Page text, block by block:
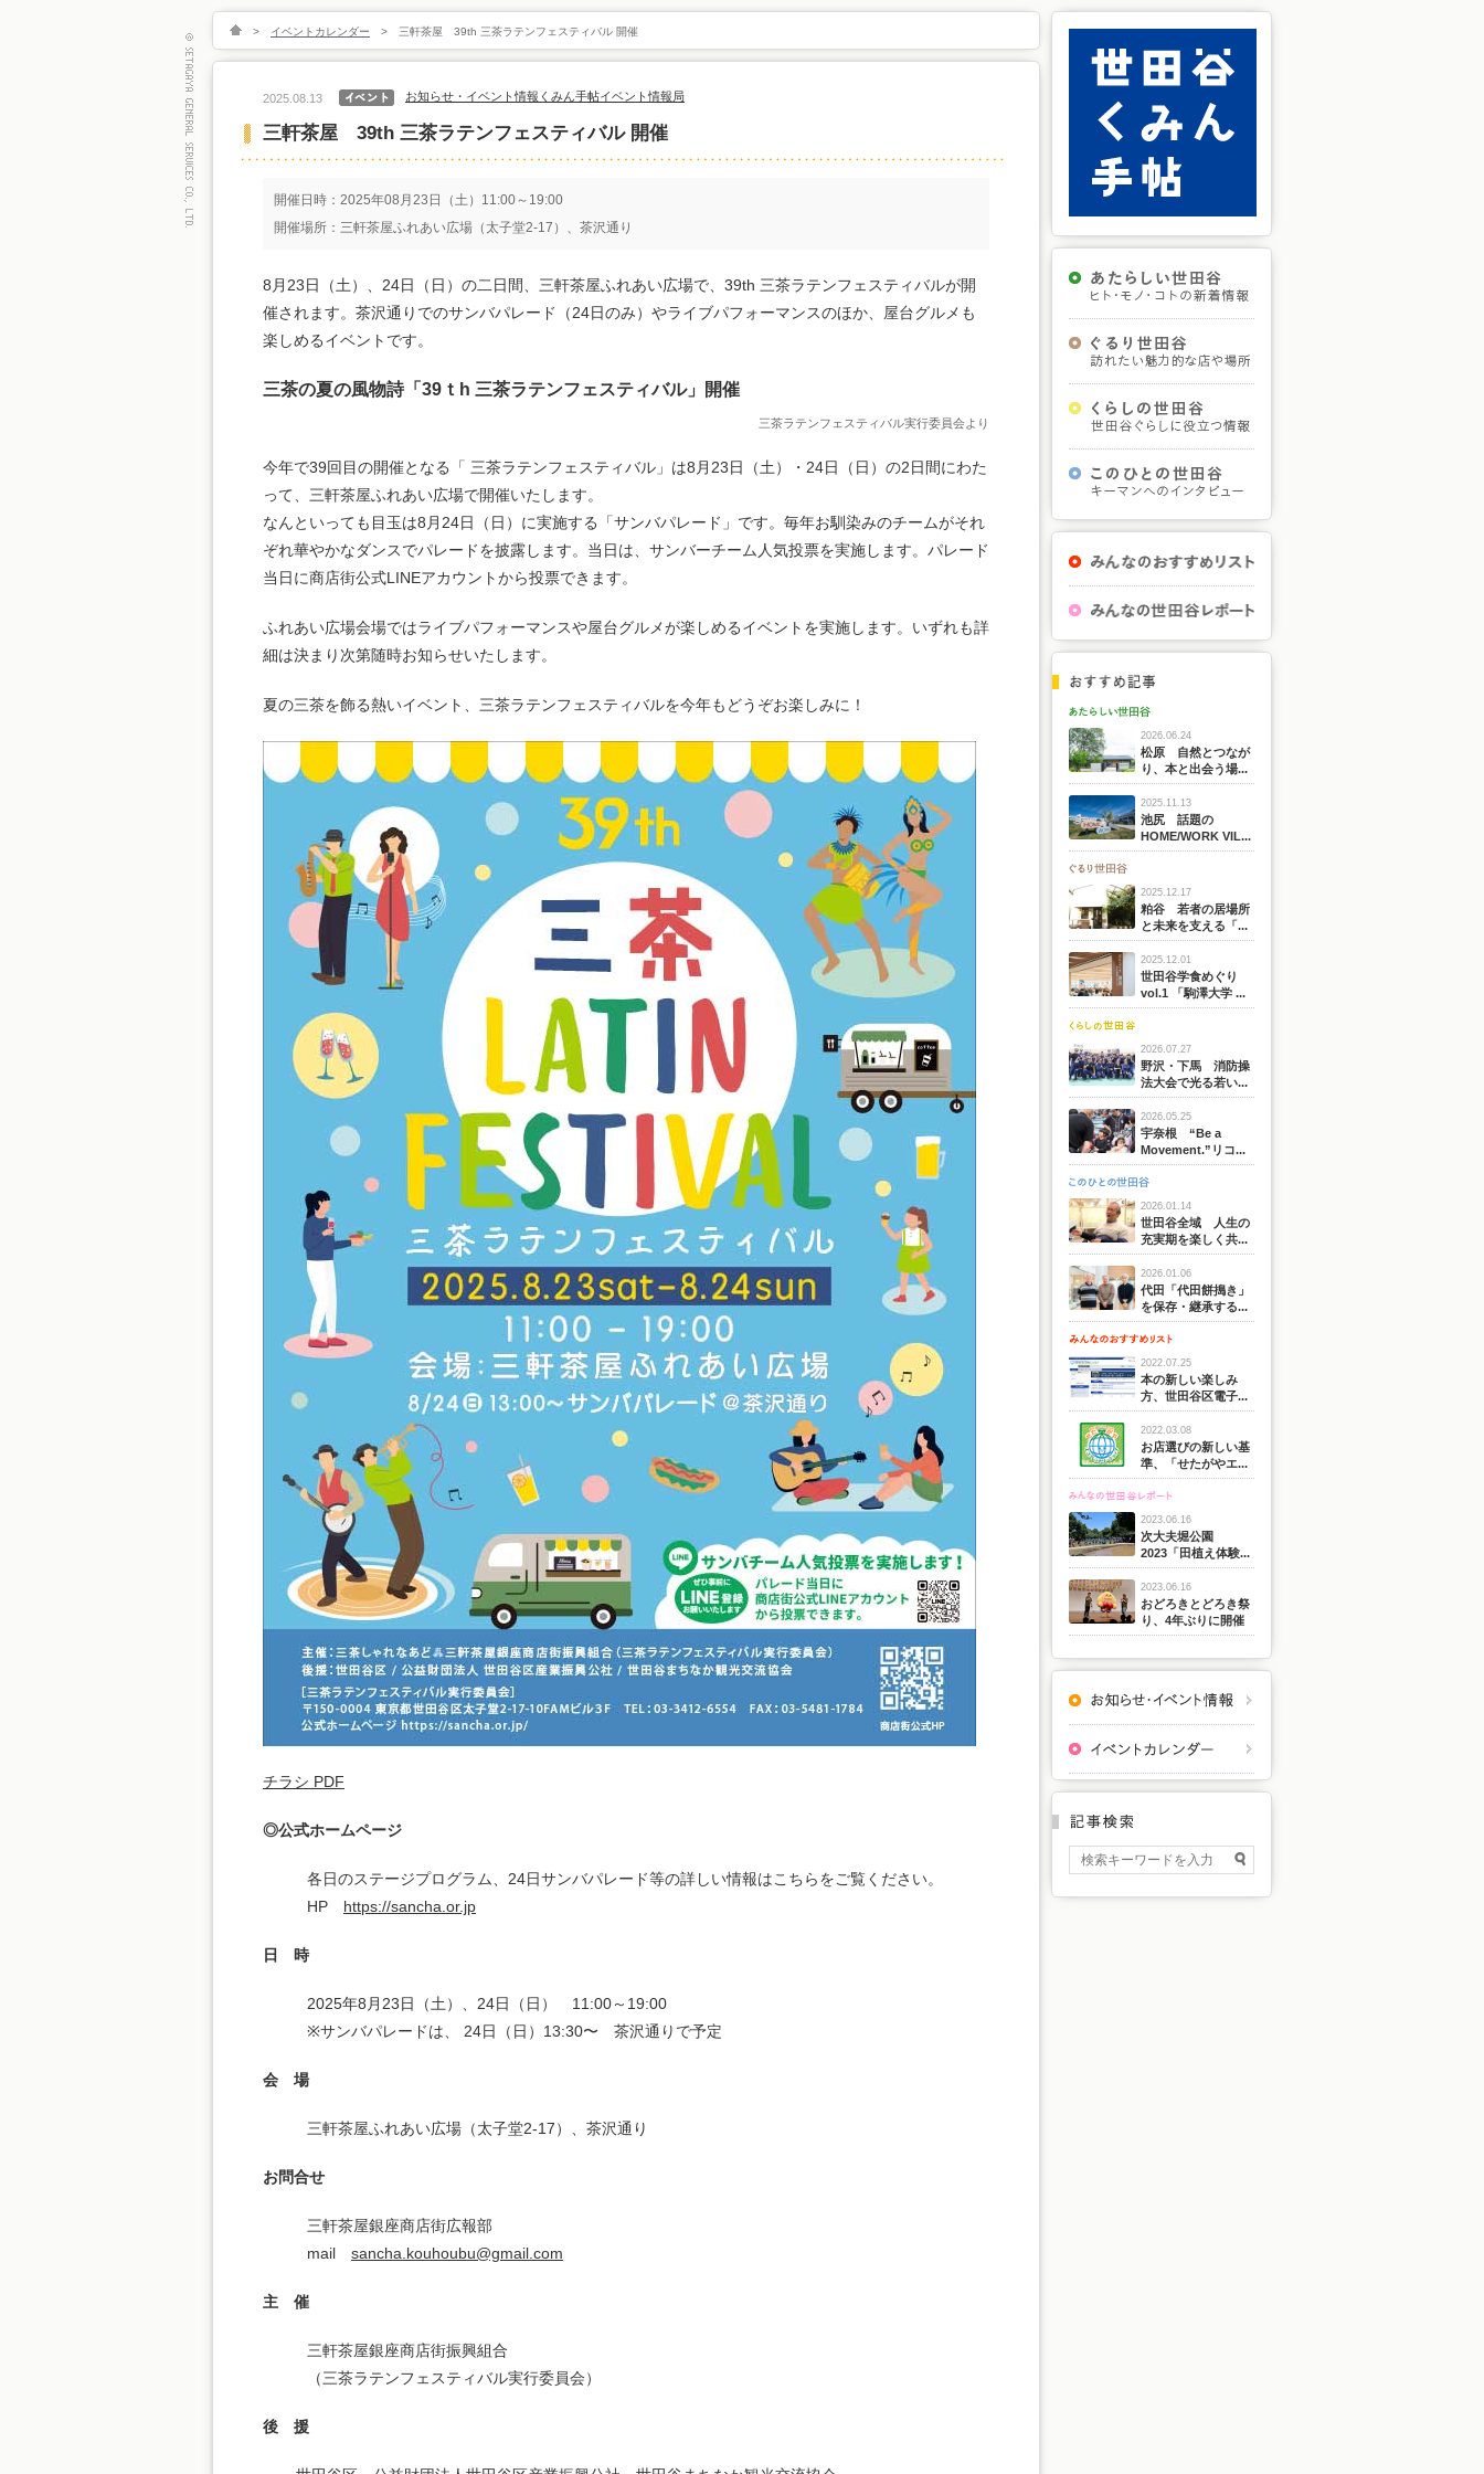
> イベントカレンダー > 三軒茶屋 39th 三茶ラテンフェスティバル 開催
2025.08.13 お知らせ・イベント情報 くみん手帖イベント情報局
三軒茶屋 39th 三茶ラテンフェスティバル 開催
開催日時：2025年08月23日（土）11:00～19:00
開催場所：三軒茶屋ふれあい広場（太子堂2-17）、茶沢通り
8月23日（土）、24日（日）の二日間、三軒茶屋ふれあい広場で、39th 三茶ラテンフェスティバルが開
催されます。茶沢通りでのサンバパレード（24日のみ）やライブパフォーマンスのほか、屋台グルメも
楽しめるイベントです。
三茶の夏の風物詩「39ｔh 三茶ラテンフェスティバル」開催
三茶ラテンフェスティバル実行委員会より
今年で39回目の開催となる「 三茶ラテンフェスティバル」は8月23日（土）・24日（日）の2日間にわた
って、三軒茶屋ふれあい広場で開催いたします。
なんといっても目玉は8月24日（日）に実施する「サンバパレード」です。毎年お馴染みのチームがそれ
ぞれ華やかなダンスでパレードを披露します。当日は、サンバーチーム人気投票を実施します。パレード
当日に商店街公式LINEアカウントから投票できます。
ふれあい広場会場ではライブパフォーマンスや屋台グルメが楽しめるイベントを実施します。いずれも詳
細は決まり次第随時お知らせいたします。
夏の三茶を飾る熱いイベント、三茶ラテンフェスティバルを今年もどうぞお楽しみに！
チラシ PDF
◎公式ホームページ
各日のステージプログラム、24日サンバパレード等の詳しい情報はこちらをご覧ください。
HP https://sancha.or.jp
日 時
2025年8月23日（土）、24日（日） 11:00～19:00
※サンバパレードは、 24日（日）13:30〜 茶沢通りで予定
会 場
三軒茶屋ふれあい広場（太子堂2-17）、茶沢通り
お問合せ
三軒茶屋銀座商店街広報部
mail sancha.kouhoubu@gmail.com
主 催
三軒茶屋銀座商店街振興組合
（三茶ラテンフェスティバル実行委員会）
後 援
2026.06.24
松原 自然とつなが
り、本と出会う場...
2025.11.13
池尻 話題の
HOME/WORK VIL...
2025.12.17
粕谷 若者の居場所
と未来を支える「...
2025.12.01
世田谷学食めぐり
vol.1 「駒澤大学 ...
2026.07.27
野沢・下馬 消防操
法大会で光る若い...
2026.05.25
宇奈根 “Be a
Movement.”リコ...
2026.01.14
世田谷全域 人生の
充実期を楽しく共...
2026.01.06
代田「代田餅搗き」
を保存・継承する...
2022.07.25
本の新しい楽しみ
方、世田谷区電子...
2022.03.08
お店選びの新しい基
準、「せたがやエ...
2023.06.16
次大夫堀公園
2023「田植え体験...
2023.06.16
おどろきとどろき祭
り、4年ぶりに開催